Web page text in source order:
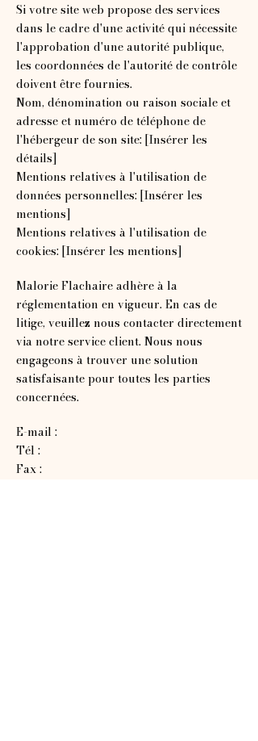
Si votre site web propose des services
dans le cadre d'une activité qui nécessite
l'approbation d'une autorité publique,
les coordonnées de l'autorité de contrôle
doivent être fournies.
Nom, dénomination ou raison sociale et
adresse et numéro de téléphone de
l'hébergeur de son site: [Insérer les
détails]
Mentions relatives à l'utilisation de
données personnelles: [Insérer les
mentions]
Mentions relatives à l'utilisation de
cookies: [Insérer les mentions]
Malorie Flachaire adhère à la
réglementation en vigueur. En cas de
litige, veuillez nous contacter directement
via notre service client. Nous nous
engageons à trouver une solution
satisfaisante pour toutes les parties
concernées.
E-mail :
Tél :
Fax :